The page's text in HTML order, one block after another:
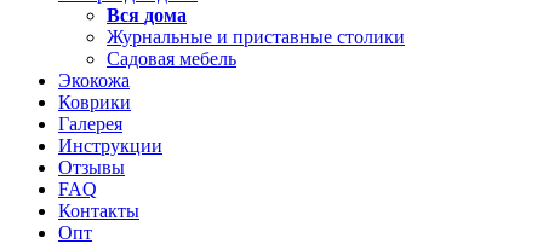
Вся дома
Журнальные и приставные столики
Садовая мебель
Экокожа
Коврики
Галерея
Инструкции
Отзывы
FAQ
Контакты
Опт